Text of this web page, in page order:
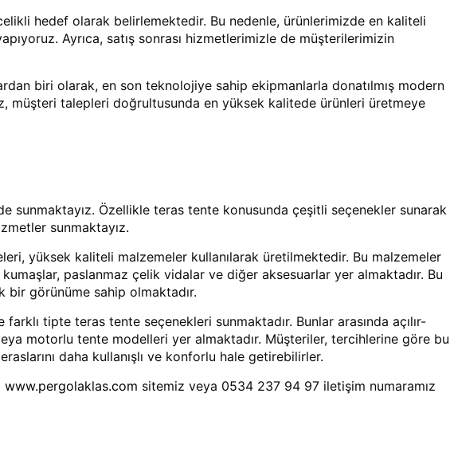
hedef olarak belirlemektedir. Bu nedenle, ürünlerimizde en kaliteli
Ayrıca, satış sonrası hizmetlerimizle de müşterilerimizin
biri olarak, en son teknolojiye sahip ekipmanlarla donatılmış modern
müşteri talepleri doğrultusunda en yüksek kalitede ürünleri üretmeye
sunmaktayız. Özellikle teras tente konusunda çeşitli seçenekler sunarak
sunmaktayız.
yüksek kaliteli malzemeler kullanılarak üretilmektedir. Bu malzemeler
kumaşlar, paslanmaz çelik vidalar ve diğer aksesuarlar yer almaktadır. Bu
bir görünüme sahip olmaktadır.
tipte teras tente seçenekleri sunmaktadır. Bunlar arasında açılır-
motorlu tente modelleri yer almaktadır. Müşteriler, tercihlerine göre bu
daha kullanışlı ve konforlu hale getirebilirler.
www.pergolaklas.com sitemiz veya 0534 237 94 97 iletişim numaramız